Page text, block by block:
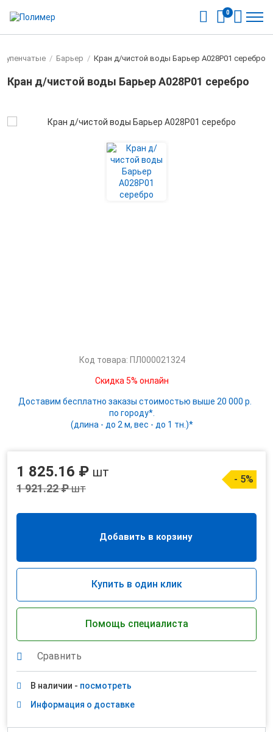
0
/ Барьер / Кран д/чистой воды Барьер А028Р01 серебро
Кран д/чистой воды Барьер А028Р01 серебро
Код товара: ПЛ000021324
Скидка 5% онлайн
Доставим бесплатно заказы стоимостью выше 20 000 р.
по городу*.
(длина - до 2 м, вес - до 1 тн.)*
1 825.16 ₽ шт
1 921.22 ₽шт
- 5%
Добавить в корзину
Купить в один клик
Помощь специалиста
Сравнить
В наличии - посмотреть
Информация о доставке